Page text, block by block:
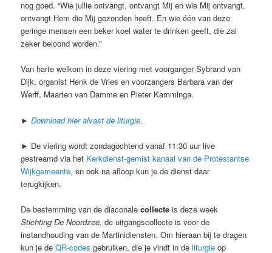
nog goed. “Wie jullie ontvangt, ontvangt Mij en wie Mij ontvangt,
ontvangt Hem die Mij gezonden heeft. En wie één van deze
geringe mensen een beker koel water te drinken geeft, die zal
zeker beloond worden.”
Van harte welkom in deze viering met voorganger Sybrand van
Dijk, organist Henk de Vries en voorzangers Barbara van der
Werff, Maarten van Damme en Pieter Kamminga.
►Download hier alvast de liturgie.
► De viering wordt zondagochtend vanaf 11:30 uur live
gestreamd via het Kerkdienst-gemist kanaal van de Protestantse
Wijkgemeente, en ook na afloop kun je de dienst daar
terugkijken.
De bestemming van de diaconalecollecte is deze week
Stichting De Noordzee, de uitgangscollecte is voor de
instandhouding van de Martinidiensten. Om hieraan bij te dragen
kun je deQR-codes gebruiken, die je vindt in deliturgie op